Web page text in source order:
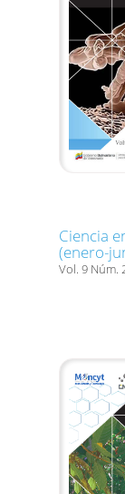
Ciencia
(enero-
Vol. 9 Núm.